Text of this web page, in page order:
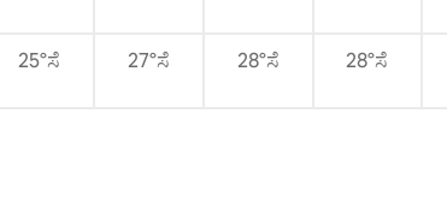
25°ಸೆ 27°ಸೆ 28°ಸೆ 28°ಸೆ